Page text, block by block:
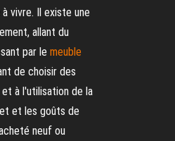
vivre. Il existe une
allant du
par le meuble
de choisir des
à l'utilisation de la
et les goûts de
neuf ou